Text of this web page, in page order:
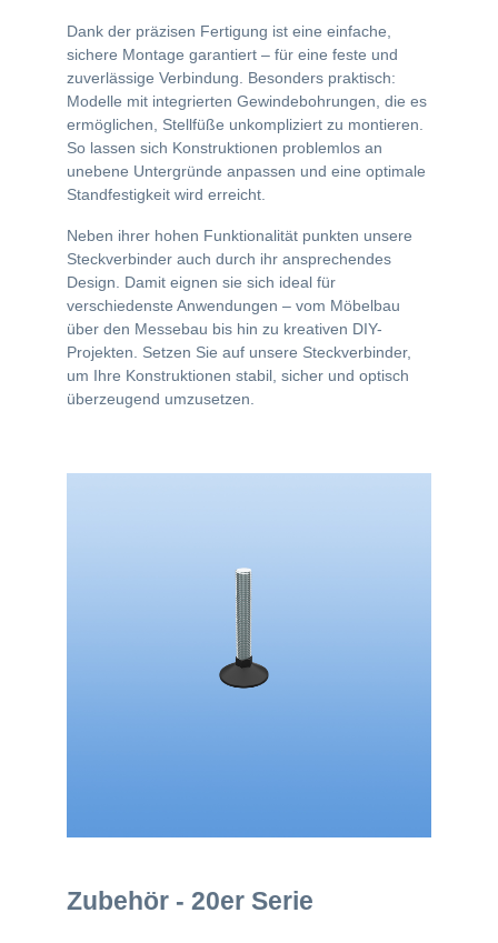
Dank der präzisen Fertigung ist eine einfache,
sichere Montage garantiert – für eine feste und
zuverlässige Verbindung. Besonders praktisch:
Modelle mit integrierten Gewindebohrungen, die es
ermöglichen, Stellfüße unkompliziert zu montieren.
So lassen sich Konstruktionen problemlos an
unebene Untergründe anpassen und eine optimale
Standfestigkeit wird erreicht.
Neben ihrer hohen Funktionalität punkten unsere
Steckverbinder auch durch ihr ansprechendes
Design. Damit eignen sie sich ideal für
verschiedenste Anwendungen – vom Möbelbau
über den Messebau bis hin zu kreativen DIY-
Projekten. Setzen Sie auf unsere Steckverbinder,
um Ihre Konstruktionen stabil, sicher und optisch
überzeugend umzusetzen.
Zubehör - 20er Serie